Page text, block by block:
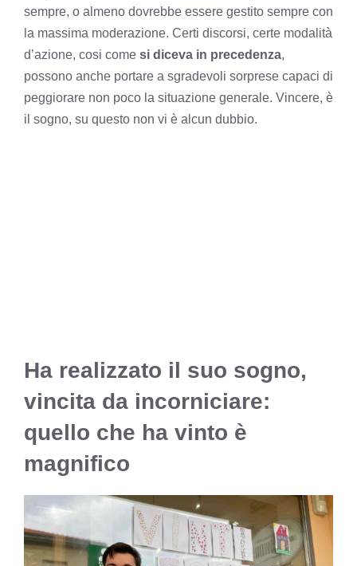
sempre, o almeno dovrebbe essere gestito sempre con
la massima moderazione. Certi discorsi, certe modalità
d’azione, cosi come si diceva in precedenza,
possono anche portare a sgradevoli sorprese capaci di
peggiorare non poco la situazione generale. Vincere, è
il sogno, su questo non vi è alcun dubbio.
Ha realizzato il suo sogno,
vincita da incorniciare:
quello che ha vinto è
magnifico